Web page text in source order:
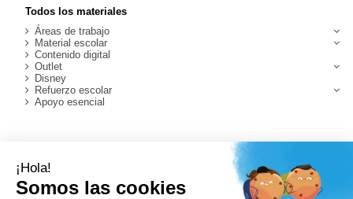
Todos los materiales
Áreas de trabajo
Material escolar
Contenido digital
Outlet
Disney
Refuerzo escolar
Apoyo esencial